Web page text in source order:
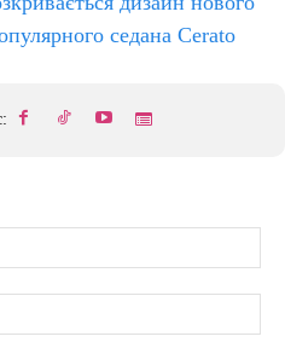
седана Cerato